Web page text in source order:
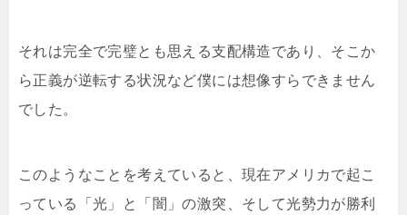
それは完全で完璧とも思える支配構造であり、そこか
ら正義が逆転する状況など僕には想像すらできません
でした。
このようなことを考えていると、現在アメリカで起こ
っている「光」と「闇」の激突、そして光勢力が勝利